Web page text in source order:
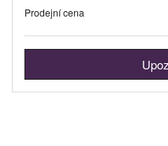
Prodejní cena